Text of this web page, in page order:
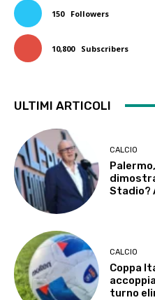
150 Followers
10,800 Subscribers
ULTIMI ARTICOLI
CALCIO
Stadio?
CALCIO
Coppa
turno